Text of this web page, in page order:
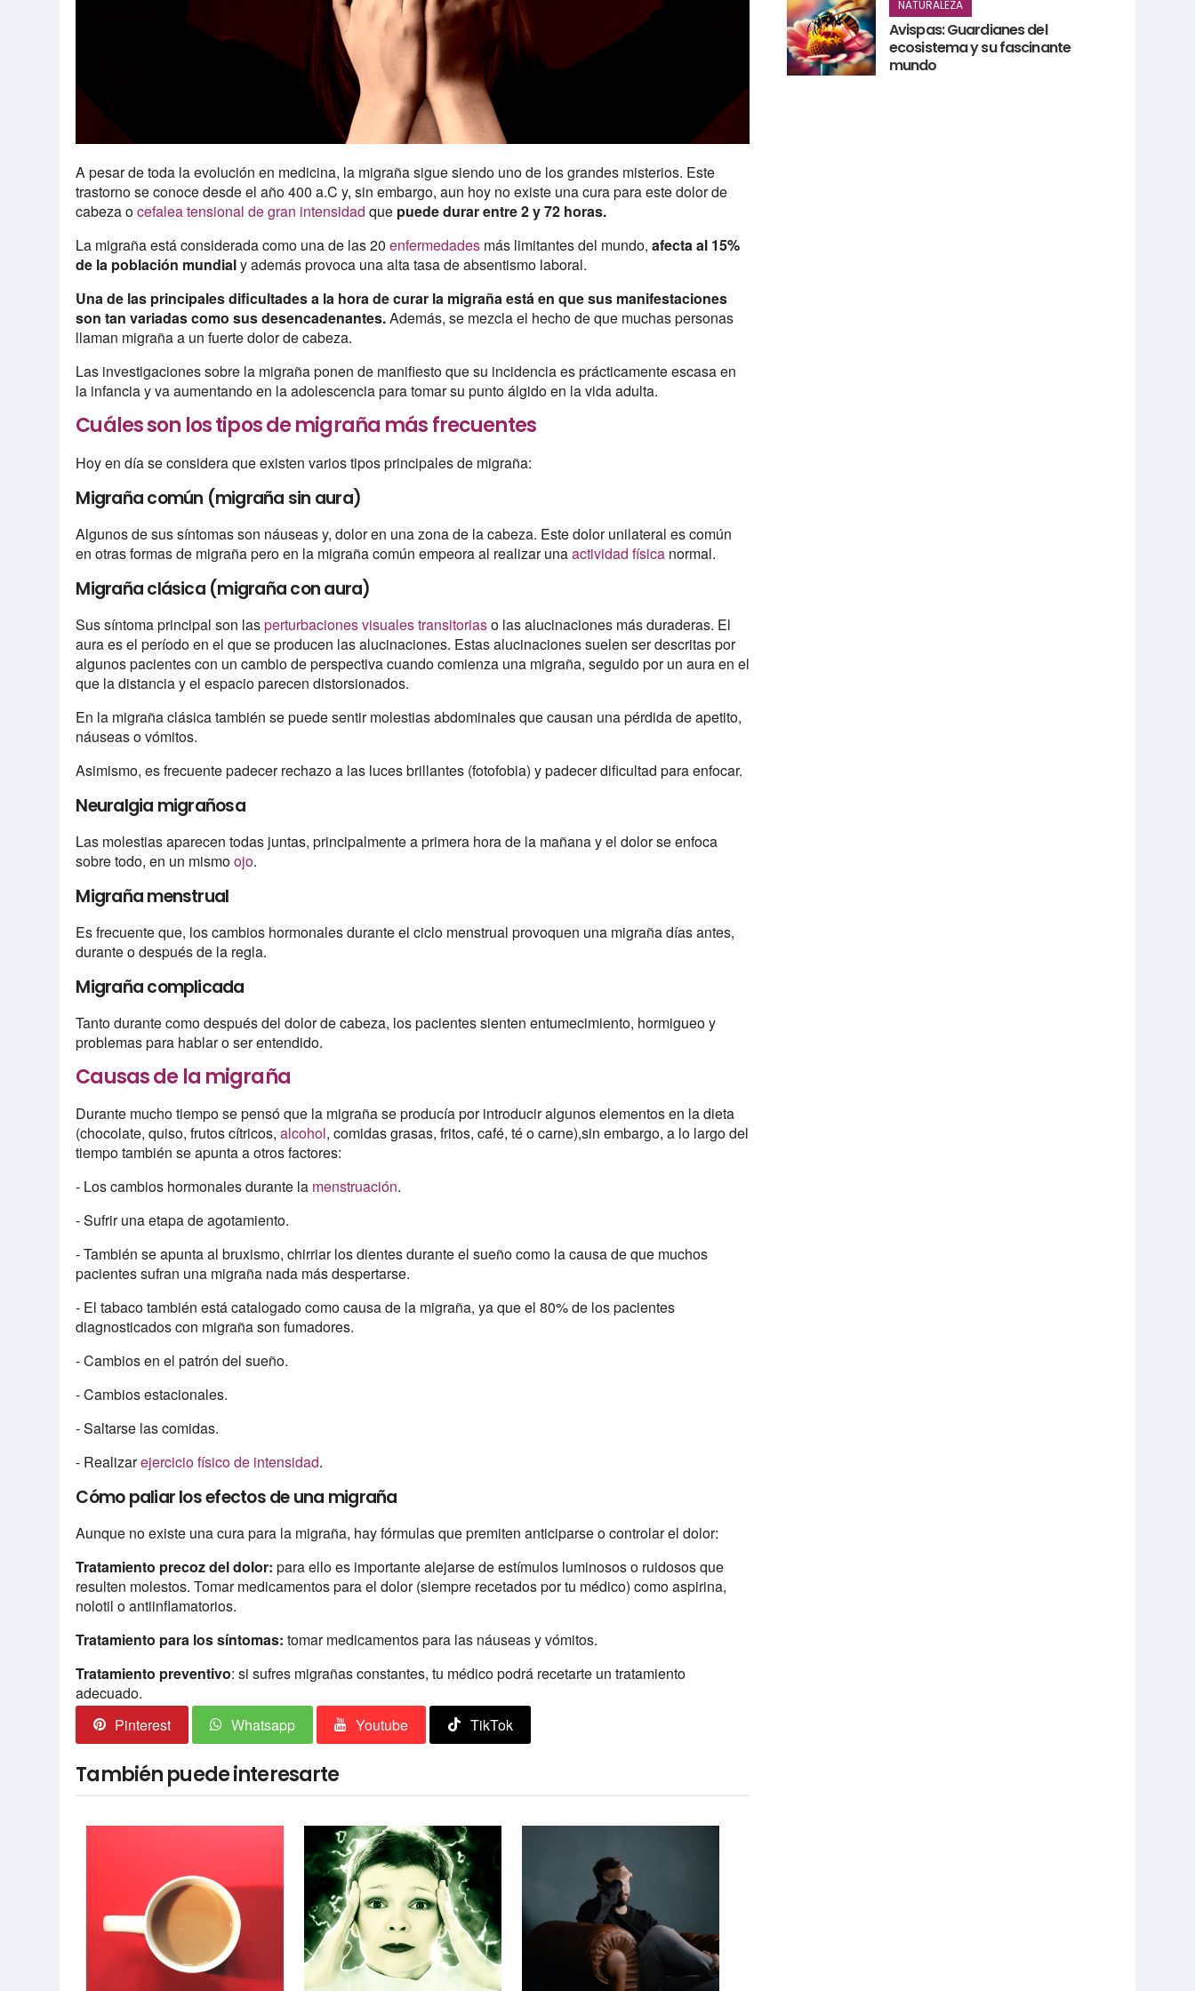
A pesar de toda la evolución en medicina, la migraña sigue siendo uno de los grandes misterios. Este
trastorno se conoce desde el año 400 a.C y, sin embargo, aun hoy no existe una cura para este dolor de
cabeza ocefalea tensional de gran intensidad que puede durar entre 2 y 72 horas.
La migraña está considerada como una de las 20enfermedades más limitantes del mundo,afecta al 15%
de la población mundialy además provoca una alta tasa de absentismo laboral.
Una de las principales dificultades a la hora de curar la migraña está en que sus manifestaciones
son tan variadas como sus desencadenantes.Además, se mezcla el hecho de que muchas personas
llaman migraña a un fuerte dolor de cabeza.
Las investigaciones sobre la migraña ponen de manifiesto que su incidencia es prácticamente escasa en
la infancia y va aumentando en la adolescencia para tomar su punto álgido en la vida adulta.
Cuáles son los tipos de migraña más frecuentes
Hoy en día se considera que existen varios tipos principales de migraña:
Migraña común (migraña sin aura)
Algunos de sus síntomas son náuseas y, dolor en una zona de la cabeza. Este dolor unilateral es común
en otras formas de migraña pero en la migraña común empeora al realizar unaactividad física normal.
Migraña clásica (migraña con aura)
Sus síntoma principal son lasperturbaciones visuales transitoriaso las alucinaciones más duraderas. El
aura es el período en el que se producen las alucinaciones. Estas alucinaciones suelen ser descritas por
algunos pacientes con un cambio de perspectiva cuando comienza una migraña, seguido por un aura en el
que la distancia y el espacio parecen distorsionados.
En la migraña clásica también se puede sentir molestias abdominales que causan una pérdida de apetito,
náuseas o vómitos.
Asimismo, es frecuente padecer rechazo a las luces brillantes (fotofobia) y padecer dificultad para enfocar.
Neuralgia migrañosa
Las molestias aparecen todas juntas, principalmente a primera hora de la mañana y el dolor se enfoca
sobre todo, en un mismoojo.
Migraña menstrual
Es frecuente que, los cambios hormonales durante el ciclo menstrual provoquen una migraña días antes,
durante o después de la regla.
Migraña complicada
Tanto durante como después del dolor de cabeza, los pacientes sienten entumecimiento, hormigueo y
problemas para hablar o ser entendido.
Causas de la migraña
Durante mucho tiempo se pensó que la migraña se producía por introducir algunos elementos en la dieta
(chocolate, quiso, frutos cítricos,alcohol, comidas grasas, fritos, café, té o carne),sin embargo, a lo largo del
tiempo también se apunta a otros factores:
- Los cambios hormonales durante la menstruación.
- Sufrir una etapa de agotamiento.
- También se apunta al bruxismo, chirriar los dientes durante el sueño como la causa de que muchos
pacientes sufran una migraña nada más despertarse.
- El tabaco también está catalogado como causa de la migraña, ya que el 80% de los pacientes
diagnosticados con migraña son fumadores.
- Cambios en el patrón del sueño.
- Cambios estacionales.
- Saltarse las comidas.
- Realizarejercicio físico de intensidad.
Cómo paliar los efectos de una migraña
Aunque no existe una cura para la migraña, hay fórmulas que premiten anticiparse o controlar el dolor:
Tratamiento precoz del dolor: para ello es importante alejarse de estímulos luminosos o ruidosos que
resulten molestos. Tomar medicamentos para el dolor (siempre recetados por tu médico) como aspirina,
nolotil o antiinflamatorios.
Tratamiento para los síntomas: tomar medicamentos para las náuseas y vómitos.
Tratamiento preventivo: si sufres migrañas constantes, tu médico podrá recetarte un tratamiento
adecuado.
Pinterest
Whatsapp Youtube TikTok
También puede interesarte
NATURALEZA
Avispas: Guardianes del
ecosistema y su fascinante
mundo